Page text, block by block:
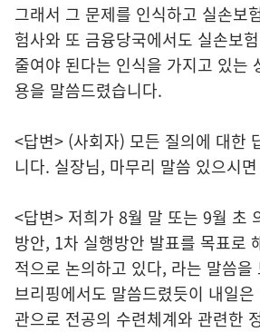
그래서 그 문제를 인식하고 실손보
험사와 또 금융당국에서도 실손보
줄여야 된다는 인식을 가지고 있는
용을 말씀드렸습니다.
<답변> (사회자) 모든 질의에 대한
니다. 실장님, 마무리 말씀 있으시
<답변> 저희가 8월 말 또는 9월 초
방안, 1차 실행방안 발표를 목표로
적으로 논의하고 있다, 라는 말씀을
브리핑에서도 말씀드렸듯이 내일
관으로 전공의 수련체계와 관련한